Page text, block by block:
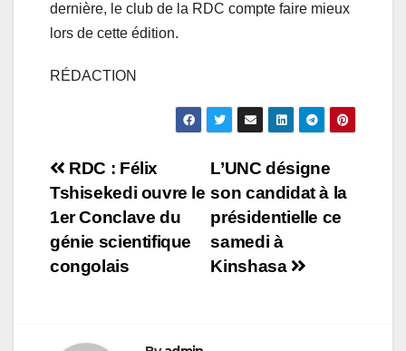
dernière, le club de la RDC compte faire mieux
lors de cette édition.
RÉDACTION
Navigation
de
l’article
L’UNC désigne
son candidat à la
présidentielle ce
samedi à
Kinshasa
RDC : Félix
Tshisekedi ouvre le
1er Conclave du
génie scientifique
congolais